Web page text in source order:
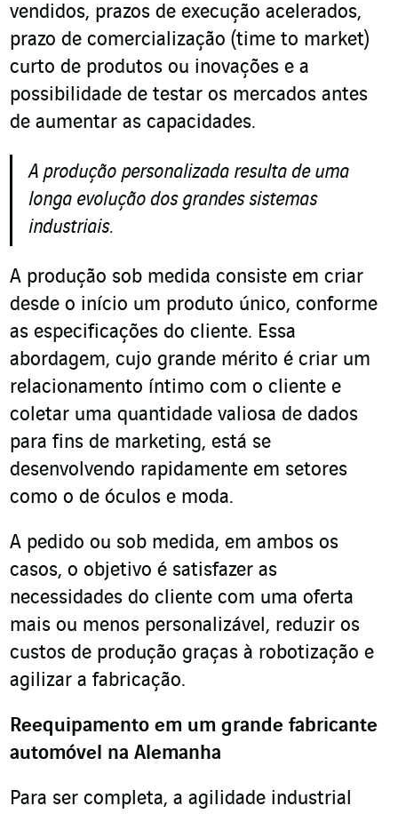
vendidos, prazos de execução acelerados,
prazo de comercialização (time to market)
curto de produtos ou inovações e a
possibilidade de testar os mercados antes
de aumentar as capacidades.
A produção personalizada resulta de uma
longa evolução dos grandes sistemas
industriais.
A produção sob medida consiste em criar
desde o início um produto único, conforme
as especificações do cliente. Essa
abordagem, cujo grande mérito é criar um
relacionamento íntimo com o cliente e
coletar uma quantidade valiosa de dados
para fins de marketing, está se
desenvolvendo rapidamente em setores
como o de óculos e moda.
A pedido ou sob medida, em ambos os
casos, o objetivo é satisfazer as
necessidades do cliente com uma oferta
mais ou menos personalizável, reduzir os
custos de produção graças à robotização e
agilizar a fabricação.
Reequipamento em um grande fabricante
automóvel na Alemanha
Para ser completa, a agilidade industrial